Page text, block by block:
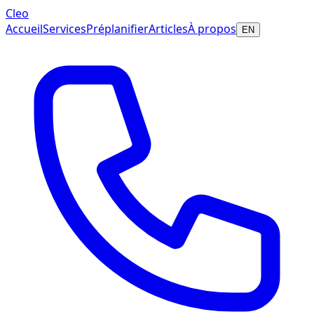
Cleo
AccueilServicesPréplanifierArticlesÀ propos EN